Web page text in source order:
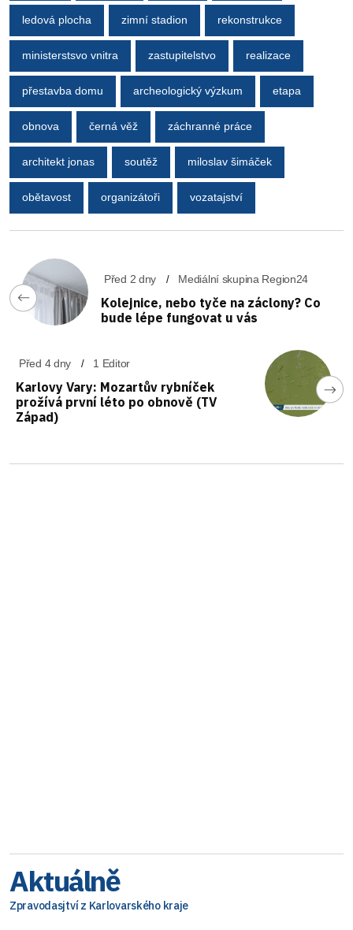
ledová plocha zimní stadion rekonstrukce
ministerstsvo vnitra zastupitelstvo realizace
přestavba domu archeologický výzkum etapa
obnova černá věž záchranné práce
architekt jonas soutěž miloslav šimáček
obětavost organizátoři vozatajství
Před 2 dny Mediální skupina Region24
Kolejnice, nebo tyče na záclony? Co
bude lépe fungovat u vás
Před 4 dny 1 Editor
Karlovy Vary: Mozartův rybníček
prožívá první léto po obnově (TV
Západ)
Aktuálně
Zpravodasjtví z Karlovarského kraje